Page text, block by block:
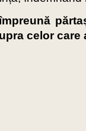
celor care